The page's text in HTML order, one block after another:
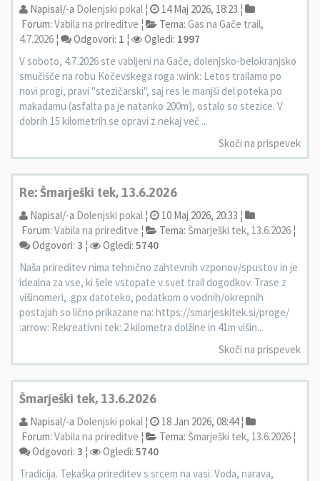
Napisal/-a Dolenjski pokal ¦
14 Maj 2026, 18:23 ¦
Forum: Vabila na prireditve ¦ Tema: Gas na Gače trail,
4.7.2026 ¦ Odgovori: 1 ¦ Ogledi: 1997
V soboto, 4.7.2026 ste vabljeni na Gače, dolenjsko-belokranjsko
smučišče na robu Kočevskega roga :wink: Letos trailamo po
novi progi, pravi "stezičarski", saj res le manjši del poteka po
makadamu (asfalta pa je natanko 200m), ostalo so stezice. V
dobrih 15 kilometrih se opravi z nekaj več ...
Skoči na prispevek
Re: Šmarješki tek, 13.6.2026
Napisal/-a Dolenjski pokal ¦
10 Maj 2026, 20:33 ¦
Forum: Vabila na prireditve ¦ Tema: Šmarješki tek, 13.6.2026 ¦
Odgovori: 3 ¦ Ogledi: 5740
Naša prireditev nima tehnično zahtevnih vzponov/spustov in je
idealna za vse, ki šele vstopate v svet trail dogodkov. Trase z
višinomeri, .gpx datoteko, podatkom o vodnih/okrepnih
postajah so lično prikazane na: https://smarjeskitek.si/proge/
:arrow: Rekreativni tek: 2 kilometra dolžine in 41m višin...
Skoči na prispevek
Šmarješki tek, 13.6.2026
Napisal/-a Dolenjski pokal ¦
18 Jan 2026, 08:44 ¦
Forum: Vabila na prireditve ¦ Tema: Šmarješki tek, 13.6.2026 ¦
Odgovori: 3 ¦ Ogledi: 5740
Tradicija. Tekaška prireditev s srcem na vasi. Voda, narava,